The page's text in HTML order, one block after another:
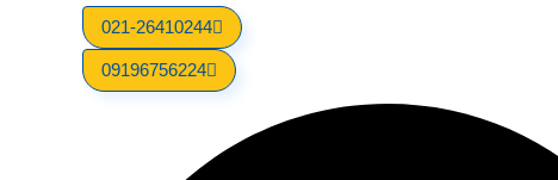
021-26410244
09196756224